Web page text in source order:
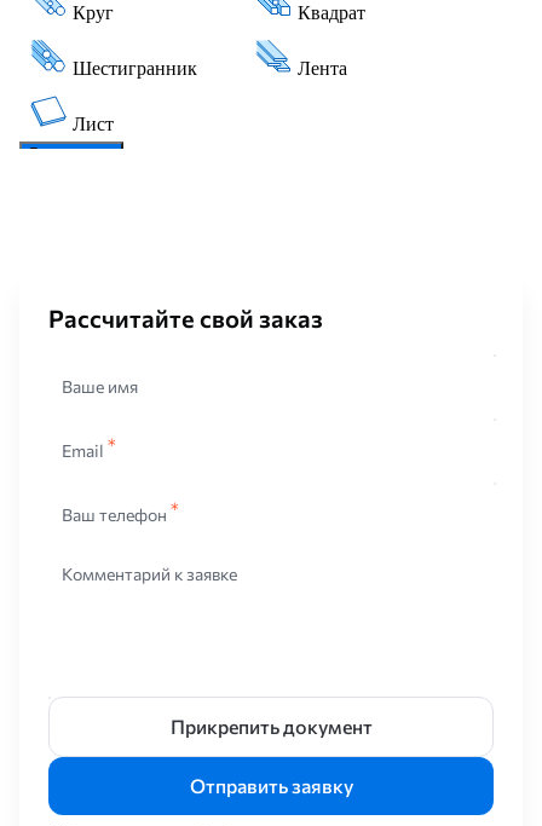
Рассчитайте свой заказ
Ваше имя
Email
Ваш телефон
Комментарий к заявке
Прикрепить документ
Отправить заявку